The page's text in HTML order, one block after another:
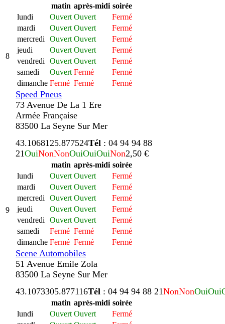
8
matin après-midi soirée
lundi
Ouvert Ouvert
Fermé
mardi
Ouvert Ouvert
Fermé
mercredi
Ouvert Ouvert
Fermé
jeudi
Ouvert Ouvert
Fermé
vendredi
Ouvert Ouvert
Fermé
samedi
Ouvert Fermé
Fermé
dimanche Fermé Fermé Fermé
Speed Pneus
73 Avenue De La 1 Ere
Armée Française
83500 La Seyne Sur Mer
9
43.1068125.877524Tél : 04 94 94 88
21OuiNonNonOuiOuiOuiNon2,50 €
matin après-midi soirée
lundi
Ouvert Ouvert
Fermé
mardi
Ouvert Ouvert
Fermé
mercredi
Ouvert Ouvert
Fermé
jeudi
Ouvert Ouvert
Fermé
vendredi
Ouvert Ouvert
Fermé
samedi
Fermé Fermé
Fermé
dimanche Fermé Fermé Fermé
Scene Automobiles
51 Avenue Emile Zola
83500 La Seyne Sur Mer
43.1073305.877116Tél : 04 94 94 88 21NonNonOuiOui
matin après-midi soirée
lundi
Ouvert Ouvert
Fermé